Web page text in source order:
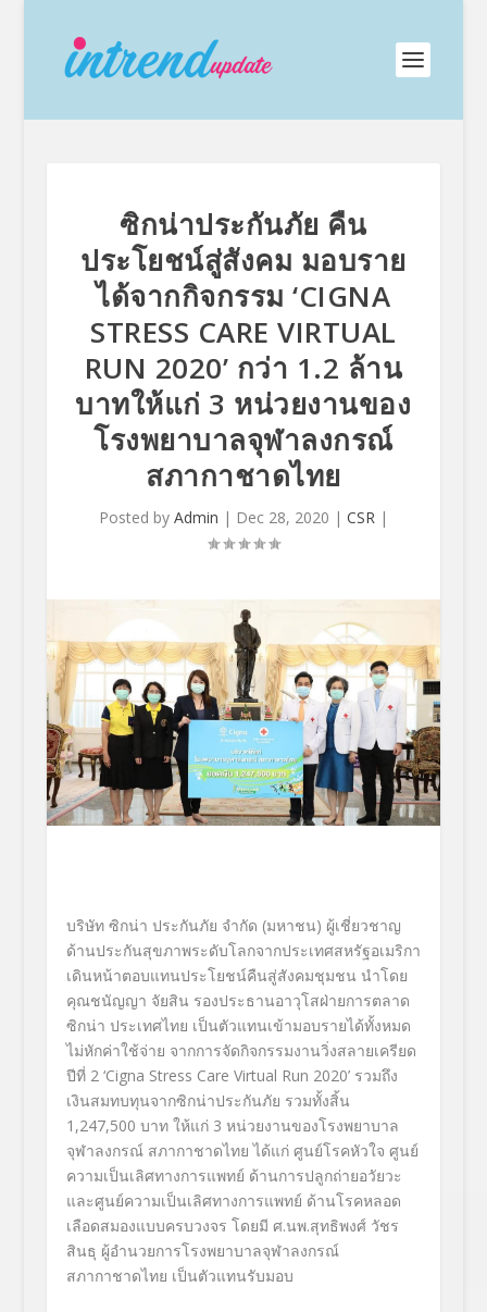
ซิกน่าประกันภัย คืน
ประโยชน์สู่สังคม มอบราย
ได้จากกิจกรรม ‘CIGNA
STRESS CARE VIRTUAL
RUN 2020’ กว่า 1.2 ล้าน
บาทให้แก่ 3 หน่วยงานของ
โรงพยาบาลจุฬาลงกรณ์
สภากาชาดไทย
Posted by Admin | Dec 28, 2020 | CSR|
บริษัท ซิกน่า ประกันภัย จำกัด (มหาชน) ผู้เชี่ยวชาญ
ด้านประกันสุขภาพระดับโลกจากประเทศสหรัฐอเมริกา
เดินหน้าตอบแทนประโยชน์คืนสู่สังคมชุมชน นำโดย
คุณชนัญญา จัยสิน รองประธานอาวุโสฝ่ายการตลาด
ซิกน่า ประเทศไทย เป็นตัวแทนเข้ามอบรายได้ทั้งหมด
ไม่หักค่าใช้จ่าย จากการจัดกิจกรรมงานวิ่งสลายเครียด
ปีที่ 2 ‘Cigna Stress Care Virtual Run 2020’ รวมถึง
เงินสมทบทุนจากซิกน่าประกันภัย รวมทั้งสิ้น
1 ,247,500 บาท ให้แก่ 3 หน่วยงานของโรงพยาบาล
จุฬาลงกรณ์ สภากาชาดไทย ได้แก่ ศูนย์โรคหัวใจ ศูนย์
ความเป็นเลิศทางการแพทย์ ด้านการปลูกถ่ายอวัยวะ
และศูนย์ความเป็นเลิศทางการแพทย์ ด้านโรคหลอด
เลือดสมองแบบครบวงจร โดยมี ศ.นพ.สุทธิพงศ์ วัชร
สินธุ ผู้อำนวยการโรงพยาบาลจุฬาลงกรณ์
สภากาชาดไทย เป็นตัวแทนรับมอบ